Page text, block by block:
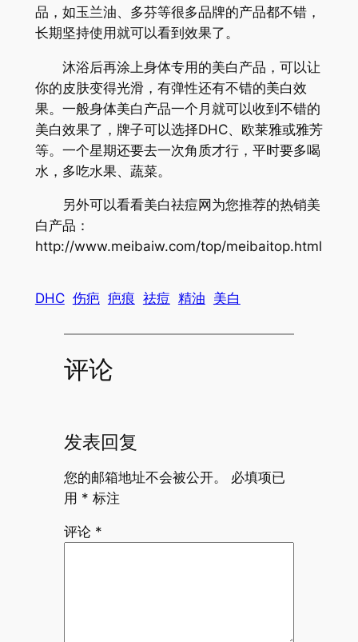
品，如玉兰油、多芬等很多品牌的产品都不错，
长期坚持使用就可以看到效果了。
沐浴后再涂上身体专用的美白产品，可以让
你的皮肤变得光滑，有弹性还有不错的美白效
果。一般身体美白产品一个月就可以收到不错的
美白效果了，牌子可以选择DHC、欧莱雅或雅芳
等。一个星期还要去一次角质才行，平时要多喝
水，多吃水果、蔬菜。
另外可以看看美白祛痘网为您推荐的热销美
白产品：
http://www.meibaiw.com/top/meibaitop.html
DHC 伤疤 疤痕 祛痘 精油 美白
评论
发表回复
您的邮箱地址不会被公开。
必填项已
用 * 标注
评论 *